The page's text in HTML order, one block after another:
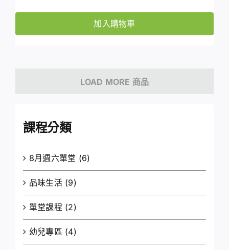
加入購物車
LOAD MORE 商品
課程分類
8月週六單堂 (6)
品味生活 (9)
單堂課程 (2)
幼兒專區 (4)